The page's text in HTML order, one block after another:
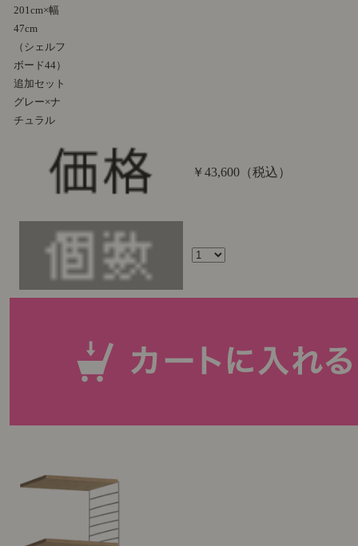
201cm×幅
47cm
（シェルフ
ボード44）
追加セット
グレー×ナ
チュラル
￥43,600 （税込）